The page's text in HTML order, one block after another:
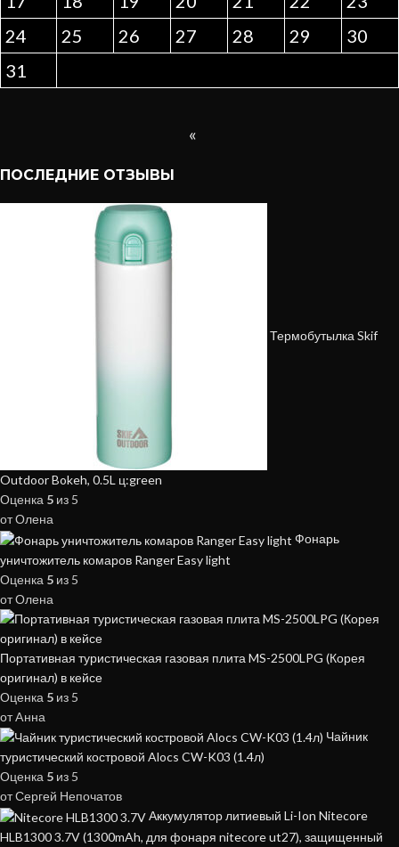
24
25 26 27 28 29
30
31
«
ПОСЛЕДНИЕ ОТЗЫВЫ
Термобутылка Skif
Outdoor Bokeh, 0.5L ц:green
Оценка 5 из 5
от Олена
Фонарь
уничтожитель комаров Ranger Easy light
Оценка 5 из 5
от Олена
Портативная туристическая газовая плита MS-2500LPG (Корея
оригинал) в кейсе
Оценка 5 из 5
от Aнна
Чайник
туристический костровой Alocs CW-K03 (1.4л)
Оценка 5 из 5
от Сергей Непочатов
Аккумулятор литиевый Li-Ion Nitecore
HLB1300 3.7V (1300mAh, для фонаря nitecore ut27), защищенный